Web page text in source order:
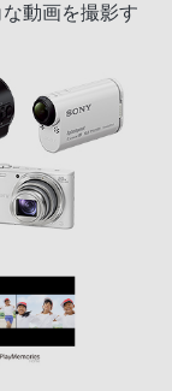
動画を撮影す